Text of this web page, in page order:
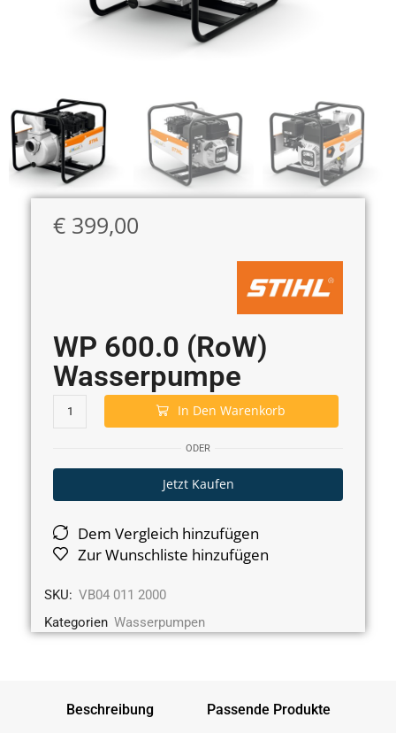
€ 399,00
WP 600.0 (RoW)
Wasserpumpe
In Den Warenkorb
ODER
Jetzt Kaufen
Dem Vergleich hinzufügen
Zur Wunschliste hinzufügen
SKU: VB04 011 2000
Kategorien Wasserpumpen
Beschreibung Passende Produkte